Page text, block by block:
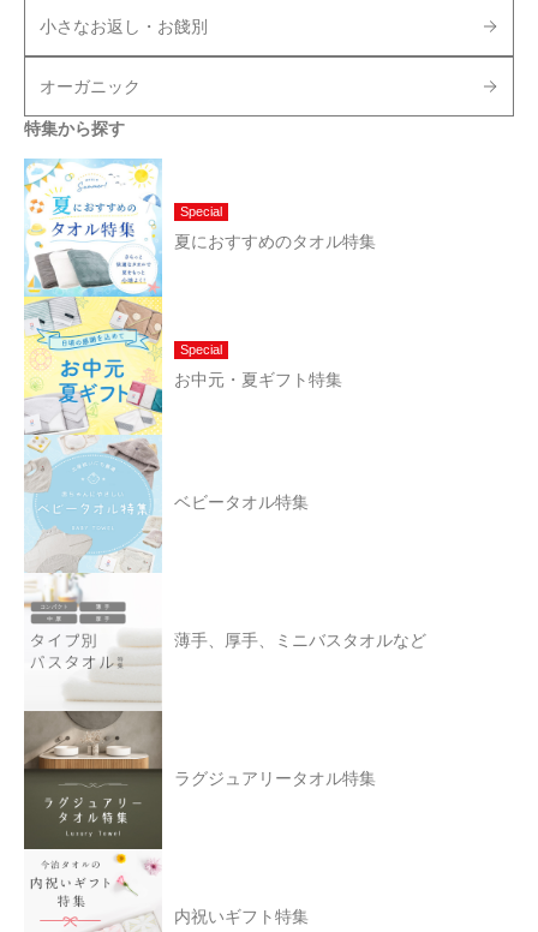
小さなお返し・お餞別
オーガニック
特集から探す
Special
夏におすすめのタオル特集
Special
お中元・夏ギフト特集
ベビータオル特集
薄手、厚手、ミニバスタオルなど
ラグジュアリータオル特集
内祝いギフト特集